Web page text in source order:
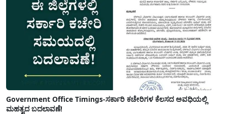
Government Office Timings-ಸರ್ಕಾರಿ ಕಚೇರಿಗಳ ಕೆಲಸದ ಅವಧಿಯಲ್ಲಿ
ಮಹತ್ವದ ಬದಲಾವಣೆ!